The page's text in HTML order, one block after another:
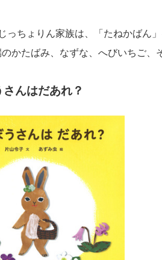
っちょりん家族は、「たねかばん
のかたばみ、なずな、へびいちご、
さんはだあれ？